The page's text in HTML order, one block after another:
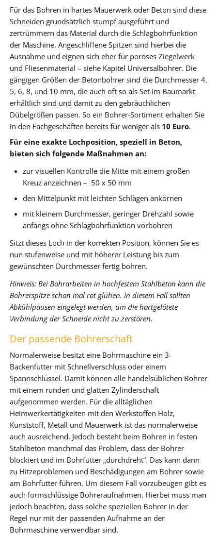
Für das Bohren in hartes Mauerwerk oder Beton sind diese
Schneiden grundsätzlich stumpf ausgeführt und
zertrümmern das Material durch die Schlagbohrfunktion
der Maschine. Angeschliffene Spitzen sind hierbei die
Ausnahme und eignen sich eher für poröses Ziegelwerk
und Fliesenmaterial – siehe Kapitel Universalbohrer. Die
gängigen Größen der Betonbohrer sind die Durchmesser 4,
5, 6, 8, und 10 mm, die auch oft so als Set im Baumarkt
erhältlich sind und damit zu den gebräuchlichen
Dübelgrößen passen. So ein Bohrer-Sortiment erhalten Sie
in den Fachgeschäften bereits für weniger als 10 Euro.
Für eine exakte Lochposition, speziell in Beton,
bieten sich folgende Maßnahmen an:
zur visuellen Kontrolle die Mitte mit einem großen
Kreuz anzeichnen – 50 x 50 mm
den Mittelpunkt mit leichten Schlägen ankörnen
mit kleinem Durchmesser, geringer Drehzahl sowie
anfangs ohne Schlagbohrfunktion vorbohren
Sitzt dieses Loch in der korrekten Position, können Sie es
nun stufenweise und mit höherer Leistung bis zum
gewünschten Durchmesser fertig bohren.
Hinweis: Bei Bohrarbeiten in hochfestem Stahlbeton kann die
Bohrerspitze schon mal rot glühen. In diesem Fall sollten
Abkühlpausen eingelegt werden, um die hartgelötete
Verbindung der Schneide nicht zu zerstören.
Der passende Bohrerschaft
Normalerweise besitzt eine Bohrmaschine ein 3-
Backenfutter mit Schnellverschluss oder einem
Spannschlüssel. Damit können alle handelsüblichen Bohrer
mit einem runden und glatten Zylinderschaft
aufgenommen werden. Für die alltäglichen
Heimwerkertätigkeiten mit den Werkstoffen Holz,
Kunststoff, Metall und Mauerwerk ist das normalerweise
auch ausreichend. Jedoch besteht beim Bohren in festen
Stahlbeton manchmal das Problem, dass der Bohrer
blockiert und im Bohrfutter „durchdreht“. Das kann dann
zu Hitzeproblemen und Beschädigungen am Bohrer sowie
am Bohrfutter führen. Um diesem Fall vorzubeugen gibt es
auch formschlüssige Bohreraufnahmen. Hierbei muss man
jedoch beachten, dass solche speziellen Bohrer in der
Regel nur mit der passenden Aufnahme an der
Bohrmaschine verwendbar sind.